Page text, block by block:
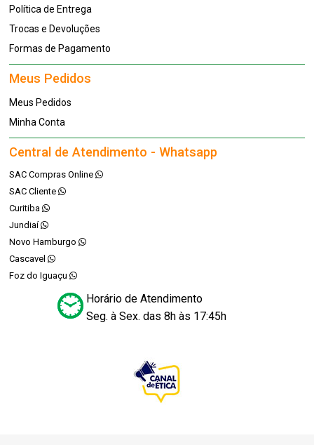
Política de Entrega
Trocas e Devoluções
Formas de Pagamento
Meus Pedidos
Meus Pedidos
Minha Conta
Central de Atendimento - Whatsapp
SAC Compras Online
SAC Cliente
Curitiba
Jundiaí
Novo Hamburgo
Cascavel
Foz do Iguaçu
Horário de Atendimento
Seg. à Sex. das 8h às 17:45h